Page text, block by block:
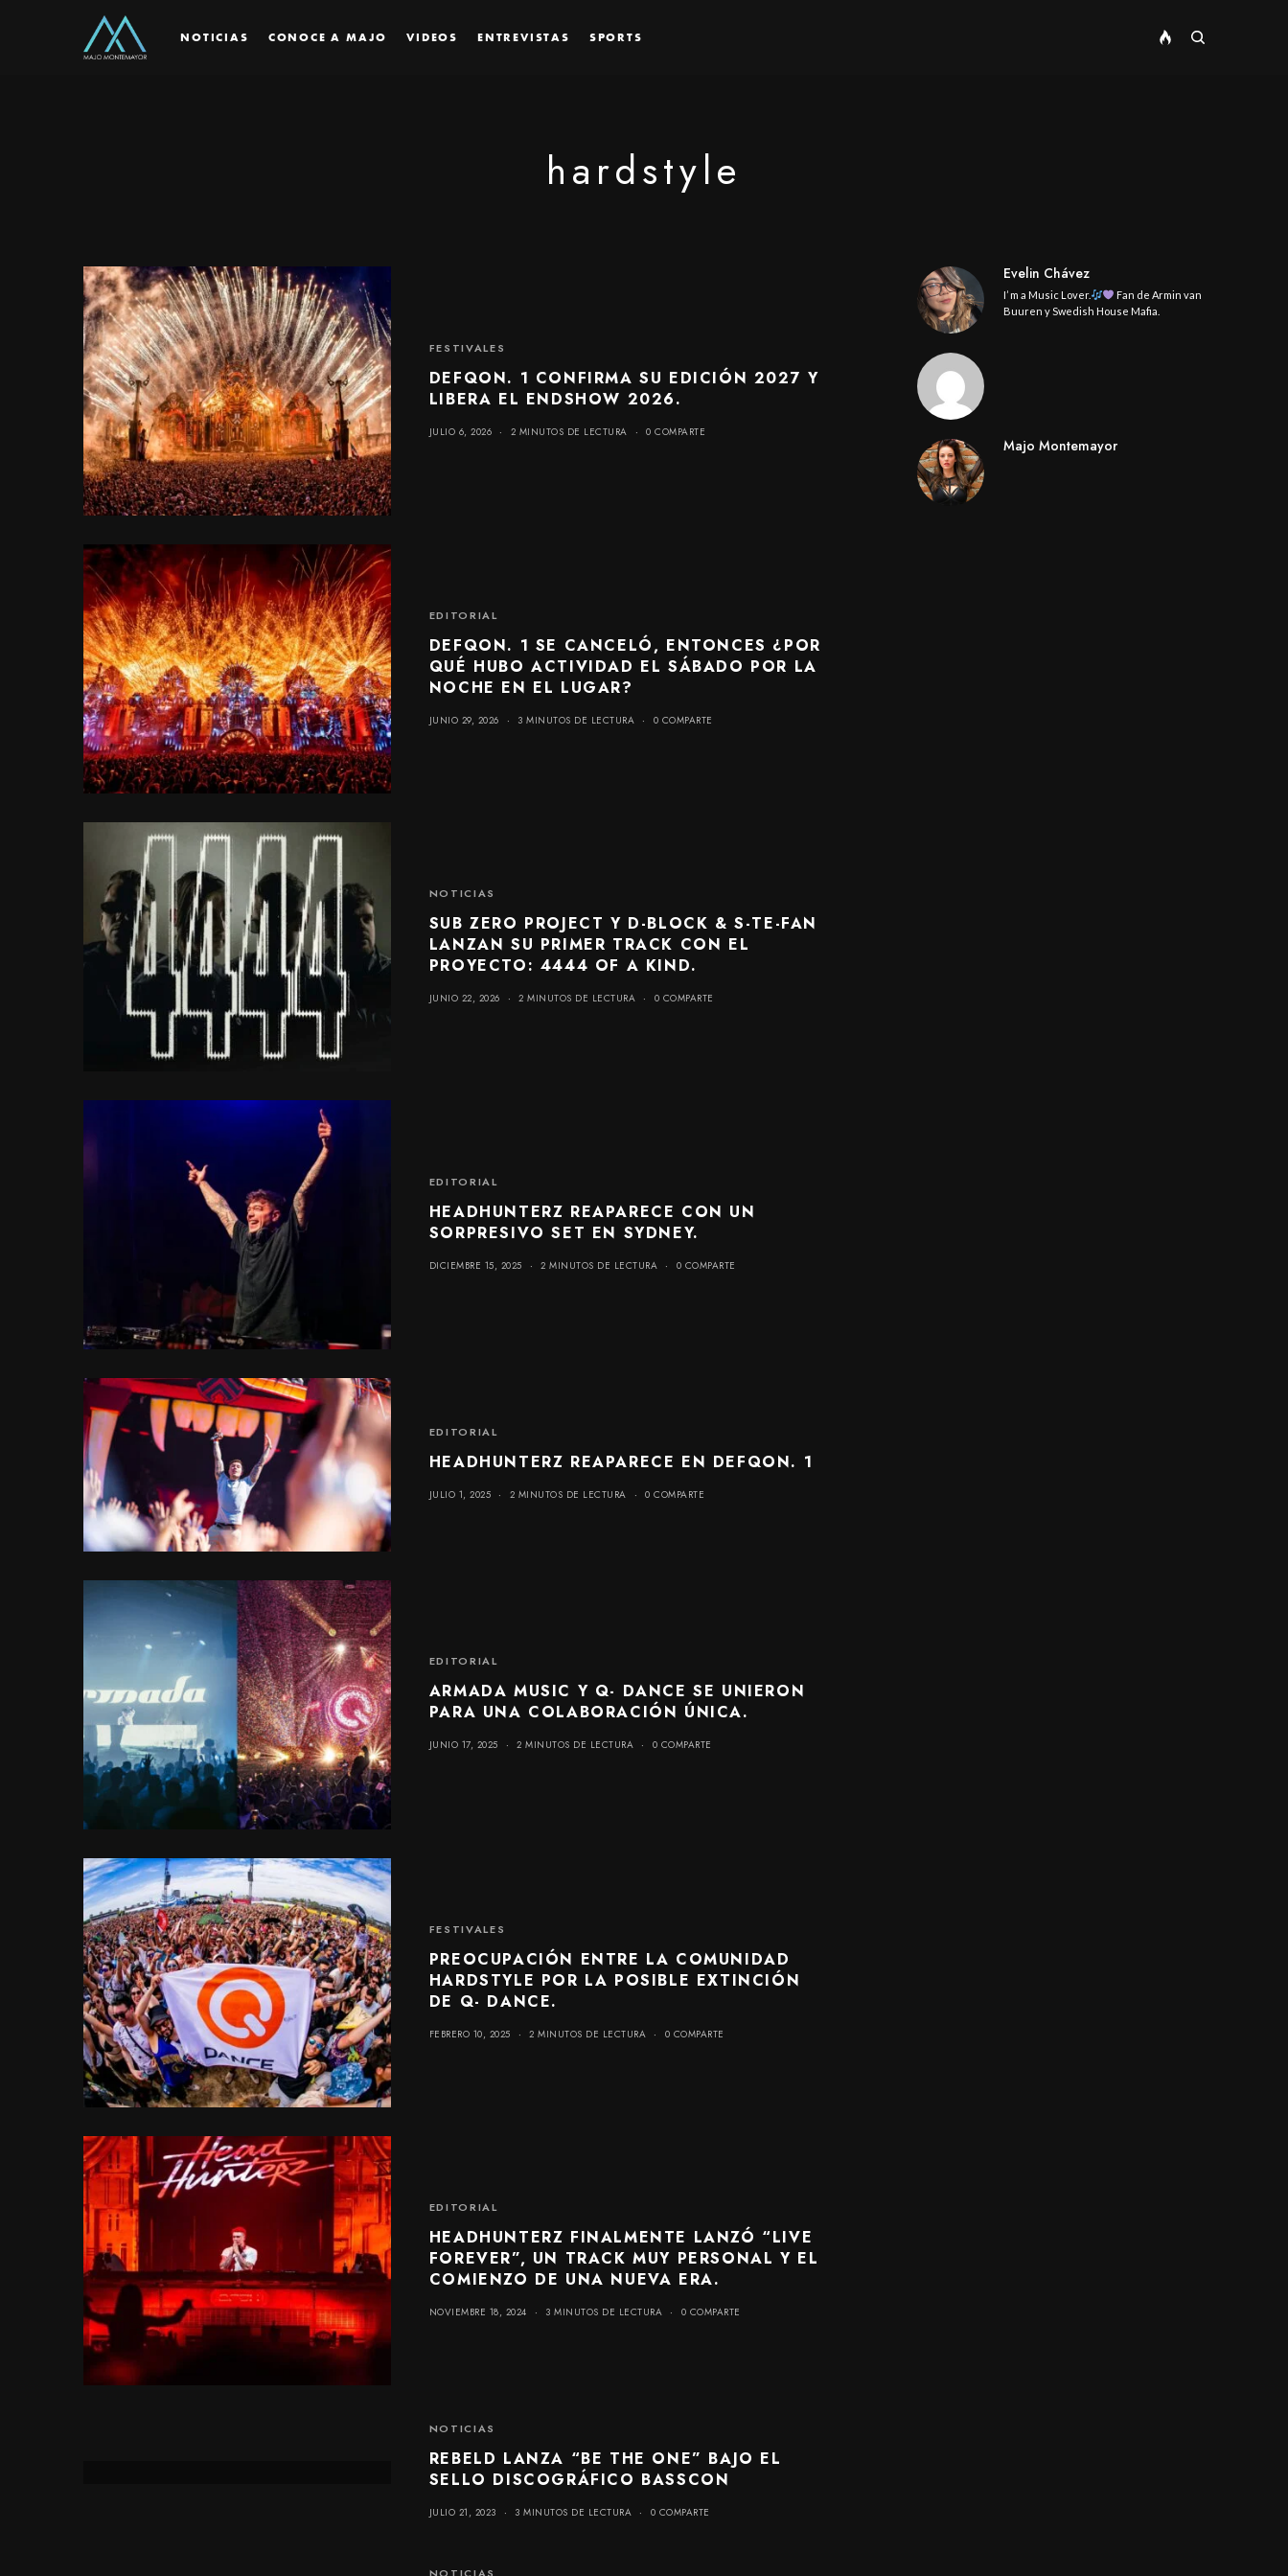
NOTICIAS CONOCE A MAJO VIDEOS ENTREVISTAS SPORTS
hardstyle
FESTIVALES
DEFQON. 1 CONFIRMA SU EDICIÓN 2027 Y
LIBERA EL ENDSHOW 2026.
JULIO 6, 2026 2 MINUTOS DE LECTURA 0 COMPARTE
EDITORIAL
DEFQON. 1 SE CANCELÓ, ENTONCES ¿POR
QUÉ HUBO ACTIVIDAD EL SÁBADO POR LA
NOCHE EN EL LUGAR?
JUNIO 29, 2026 3 MINUTOS DE LECTURA 0 COMPARTE
NOTICIAS
SUB ZERO PROJECT Y D-BLOCK & S-TE-FAN
LANZAN SU PRIMER TRACK CON EL
PROYECTO: 4444 OF A KIND.
JUNIO 22, 2026 2 MINUTOS DE LECTURA 0 COMPARTE
EDITORIAL
HEADHUNTERZ REAPARECE CON UN
SORPRESIVO SET EN SYDNEY.
DICIEMBRE 15, 2025 2 MINUTOS DE LECTURA 0 COMPARTE
EDITORIAL
HEADHUNTERZ REAPARECE EN DEFQON. 1
JULIO 1, 2025 2 MINUTOS DE LECTURA 0 COMPARTE
EDITORIAL
ARMADA MUSIC Y Q- DANCE SE UNIERON
PARA UNA COLABORACIÓN ÚNICA.
JUNIO 17, 2025 2 MINUTOS DE LECTURA 0 COMPARTE
FESTIVALES
PREOCUPACIÓN ENTRE LA COMUNIDAD
HARDSTYLE POR LA POSIBLE EXTINCIÓN
DE Q- DANCE.
FEBRERO 10, 2025 2 MINUTOS DE LECTURA 0 COMPARTE
EDITORIAL
HEADHUNTERZ FINALMENTE LANZÓ “LIVE
FOREVER”, UN TRACK MUY PERSONAL Y EL
COMIENZO DE UNA NUEVA ERA.
NOVIEMBRE 18, 2024 3 MINUTOS DE LECTURA 0 COMPARTE
NOTICIAS
REBELD LANZA “BE THE ONE” BAJO EL
SELLO DISCOGRÁFICO BASSCON
JULIO 21, 2023 3 MINUTOS DE LECTURA 0 COMPARTE
Evelin Chávez
I’ m a Music Lover.
Fan de Armin van
Buuren y Swedish House Mafia.
Majo Montemayor